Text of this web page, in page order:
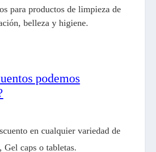
para productos de limpieza de
ón, belleza y higiene.
podemos
en cualquier variedad de
Gel caps o tabletas.